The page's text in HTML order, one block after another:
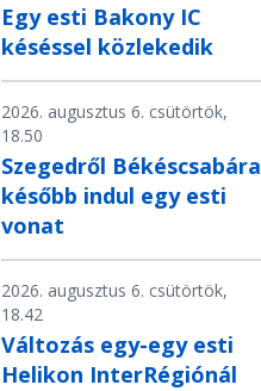
Egy esti Bakony IC
késéssel közlekedik
2026. augusztus 6. csütörtök,
18.50
Szegedről Békéscsabára
később indul egy esti
vonat
2026. augusztus 6. csütörtök,
18.42
Változás egy-egy esti
Helikon InterRégiónál